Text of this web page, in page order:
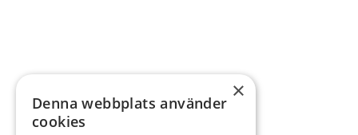
×
Denna webbplats använder
cookies